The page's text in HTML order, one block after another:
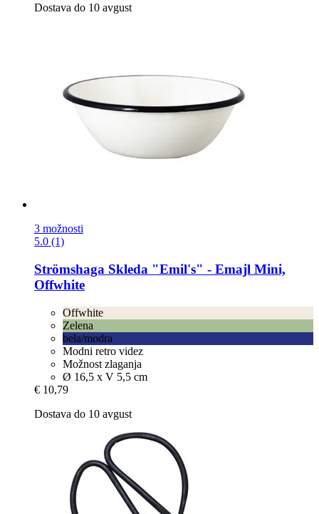
Dostava do 10 avgust
3 možnosti
5.0 (1)
Strömshaga Skleda "Emil's" -​ Emajl Mini,
Offwhite
Offwhite
Zelena
bela/modra
Modni retro videz
Možnost zlaganja
Ø 16,5 x V 5,5 cm
€ 10,79
Dostava do 10 avgust